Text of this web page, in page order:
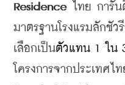
Residence ไทย การัน
มาตรฐานโรงแรมลักชั
เลือกเป็นตัวแทน 1 ใน